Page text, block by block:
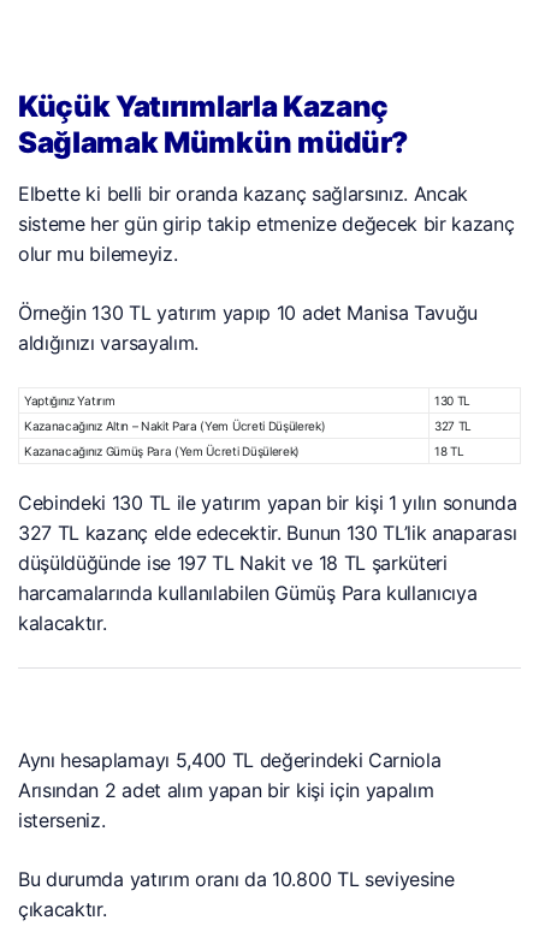
Küçük Yatırımlarla Kazanç
Sağlamak Mümkün müdür?
Elbette ki belli bir oranda kazanç sağlarsınız. Ancak
sisteme her gün girip takip etmenize değecek bir kazanç
olur mu bilemeyiz.
Örneğin 130 TL yatırım yapıp 10 adet Manisa Tavuğu
aldığınızı varsayalım.
Yaptığınız Yatırım
130 TL
Kazanacağınız Altın – Nakit Para (Yem Ücreti Düşülerek)
327 TL
Kazanacağınız Gümüş Para (Yem Ücreti Düşülerek)
18 TL
Cebindeki 130 TL ile yatırım yapan bir kişi 1 yılın sonunda
327 TL kazanç elde edecektir. Bunun 130 TL’lik anaparası
düşüldüğünde ise 197 TL Nakit ve 18 TL şarküteri
harcamalarında kullanılabilen Gümüş Para kullanıcıya
kalacaktır.
Aynı hesaplamayı 5,400 TL değerindeki Carniola
Arısından 2 adet alım yapan bir kişi için yapalım
isterseniz.
Bu durumda yatırım oranı da 10.800 TL seviyesine
çıkacaktır.